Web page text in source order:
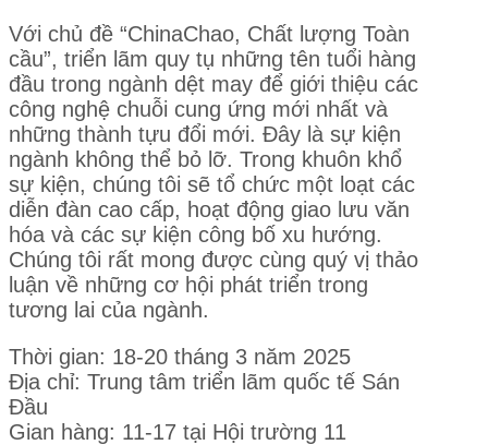
Với chủ đề “ChinaChao, Chất lượng Toàn
cầu”, triển lãm quy tụ những tên tuổi hàng
đầu trong ngành dệt may để giới thiệu các
công nghệ chuỗi cung ứng mới nhất và
những thành tựu đổi mới. Đây là sự kiện
ngành không thể bỏ lỡ. Trong khuôn khổ
sự kiện, chúng tôi sẽ tổ chức một loạt các
diễn đàn cao cấp, hoạt động giao lưu văn
hóa và các sự kiện công bố xu hướng.
Chúng tôi rất mong được cùng quý vị thảo
luận về những cơ hội phát triển trong
tương lai của ngành.
Thời gian: 18-20 tháng 3 năm 2025
Địa chỉ: Trung tâm triển lãm quốc tế Sán
Đầu
Gian hàng: 11-17 tại Hội trường 11